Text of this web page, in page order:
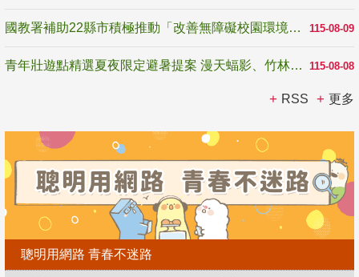
115-08-09
國教署補助22縣市積極推動「改善無障礙校園環境計畫」 打造友善、安全、無礙學習空間
115-08-08
青年壯遊點精選夏夜限定避暑提案 漫天蝠影、竹林尋蛙、茶香夜觀 邀青年暮色出發
RSS 更多
聰明用網路 青春不迷路